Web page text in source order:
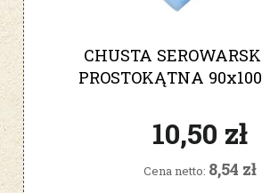
CHUSTA
PROSTOKĄTNA
10,50 zł
Cena netto: 8,54 zł